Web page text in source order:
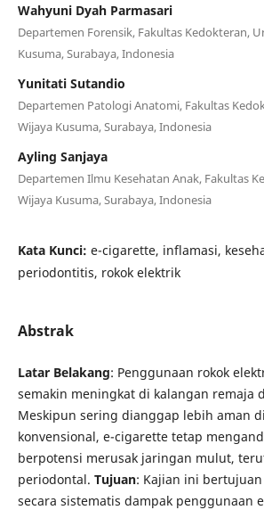
Wahyuni Dyah Parmasari
Departemen Forensik, Fakultas Kedokteran,
Kusuma, Surabaya, Indonesia
Yunitati Sutandio
Departemen Patologi Anatomi, Fakultas
Wijaya Kusuma, Surabaya, Indonesia
Ayling Sanjaya
Departemen Ilmu Kesehatan Anak, Fakultas
Wijaya Kusuma, Surabaya, Indonesia
Kata Kunci: e-cigarette, inflamasi,
periodontitis, rokok elektrik
Abstrak
Latar Belakang: Penggunaan rokok
semakin meningkat di kalangan remaja
Meskipun sering dianggap lebih aman
konvensional, e-cigarette tetap
berpotensi merusak jaringan mulut,
periodontal. Tujuan: Kajian ini
secara sistematis dampak penggunaan